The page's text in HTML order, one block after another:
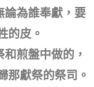
論為誰奉獻，要
的皮。
煎盤中做的，
那獻祭的祭司。